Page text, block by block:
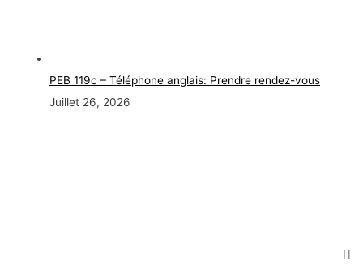
PEB 119c – Téléphone anglais: Prendre rendez-vous
Juillet 26, 2026